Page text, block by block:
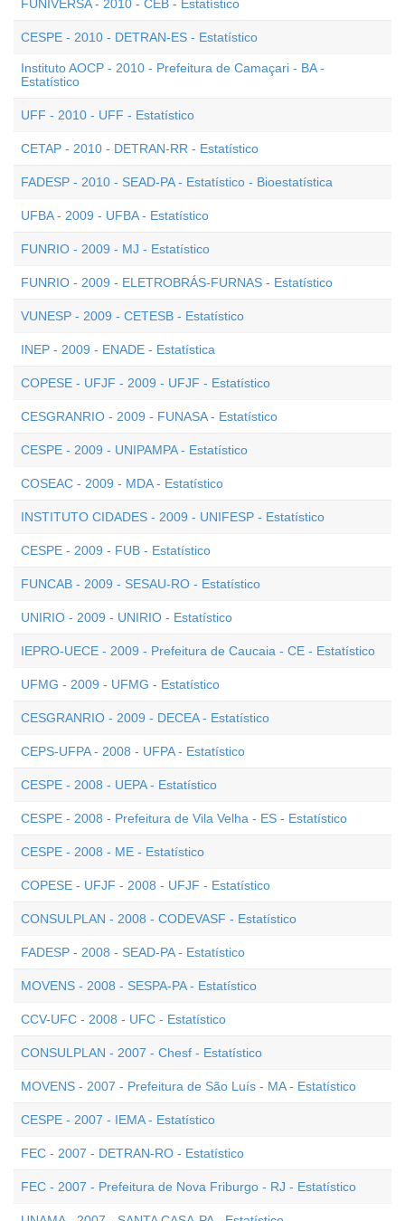
FUNIVERSA - 2010 - CEB - Estatístico
CESPE - 2010 - DETRAN-ES - Estatístico
Instituto AOCP - 2010 - Prefeitura de Camaçari - BA -
Estatístico
UFF - 2010 - UFF - Estatístico
CETAP - 2010 - DETRAN-RR - Estatístico
FADESP - 2010 - SEAD-PA - Estatístico - Bioestatística
UFBA - 2009 - UFBA - Estatístico
FUNRIO - 2009 - MJ - Estatístico
FUNRIO - 2009 - ELETROBRÁS-FURNAS - Estatístico
VUNESP - 2009 - CETESB - Estatístico
INEP - 2009 - ENADE - Estatística
COPESE - UFJF - 2009 - UFJF - Estatístico
CESGRANRIO - 2009 - FUNASA - Estatístico
CESPE - 2009 - UNIPAMPA - Estatístico
COSEAC - 2009 - MDA - Estatístico
INSTITUTO CIDADES - 2009 - UNIFESP - Estatístico
CESPE - 2009 - FUB - Estatístico
FUNCAB - 2009 - SESAU-RO - Estatístico
UNIRIO - 2009 - UNIRIO - Estatístico
IEPRO-UECE - 2009 - Prefeitura de Caucaia - CE - Estatístico
UFMG - 2009 - UFMG - Estatístico
CESGRANRIO - 2009 - DECEA - Estatístico
CEPS-UFPA - 2008 - UFPA - Estatístico
CESPE - 2008 - UEPA - Estatístico
CESPE - 2008 - Prefeitura de Vila Velha - ES - Estatístico
CESPE - 2008 - ME - Estatístico
COPESE - UFJF - 2008 - UFJF - Estatístico
CONSULPLAN - 2008 - CODEVASF - Estatístico
FADESP - 2008 - SEAD-PA - Estatístico
MOVENS - 2008 - SESPA-PA - Estatístico
CCV-UFC - 2008 - UFC - Estatístico
CONSULPLAN - 2007 - Chesf - Estatístico
MOVENS - 2007 - Prefeitura de São Luís - MA - Estatístico
CESPE - 2007 - IEMA - Estatístico
FEC - 2007 - DETRAN-RO - Estatístico
FEC - 2007 - Prefeitura de Nova Friburgo - RJ - Estatístico